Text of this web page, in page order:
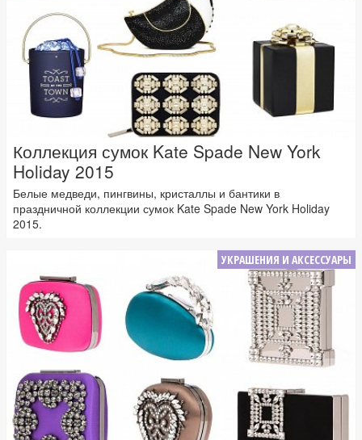
Коллекция сумок Kate Spade New York
Holiday 2015
Белые медведи, пингвины, кристаллы и бантики в
праздничной коллекции сумок Kate Spade New York Holiday
2015.
УКРАШЕНИЯ И АКСЕССУАРЫ